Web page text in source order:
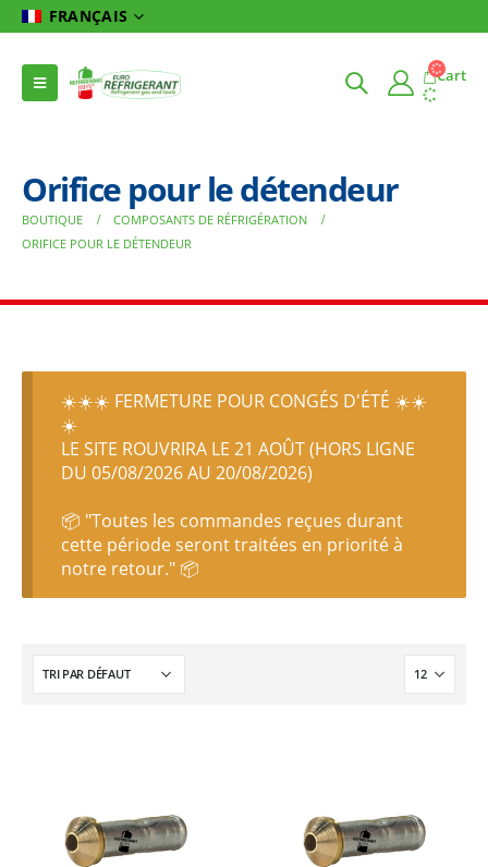
FRANÇAIS
Cart
Orifice pour le détendeur
BOUTIQUE
COMPOSANTS DE RÉFRIGÉRATION
ORIFICE POUR LE DÉTENDEUR
☀️☀️☀️ FERMETURE POUR CONGÉS D'ÉTÉ ☀️☀️
☀️
LE SITE ROUVRIRA LE 21 AOÛT (HORS LIGNE
DU 05/08/2026 AU 20/08/2026)
📦 "Toutes les commandes reçues durant
cette période seront traitées en priorité à
notre retour." 📦